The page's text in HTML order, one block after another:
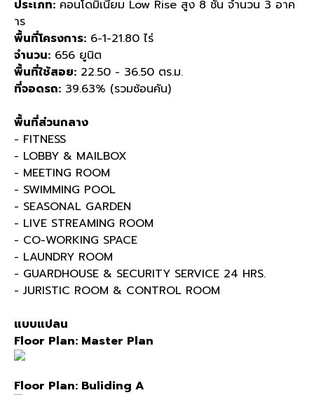
ประเภท: คอนโดมิเนียม Low Rise สูง 8 ชั้น จํานวน 3 อาค
าร
พื้นที่โครงการ: 6-1-21.80 ไร่
จำนวน: 656 ยูนิต
พื้นที่ใช้สอย: 22.50 - 36.50 ตร.ม.
ที่จอดรถ: 39.63% (รวมซ้อนคัน)
พื้นที่ส่วนกลาง
- FITNESS
- LOBBY & MAILBOX
- MEETING ROOM
- SWIMMING POOL
- SEASONAL GARDEN
- LIVE STREAMING ROOM
- CO-WORKING SPACE
- LAUNDRY ROOM
- GUARDHOUSE & SECURITY SERVICE 24 HRS.
- JURISTIC ROOM & CONTROL ROOM
แบบแปลน
Floor Plan: Master Plan
Floor Plan: Buliding A